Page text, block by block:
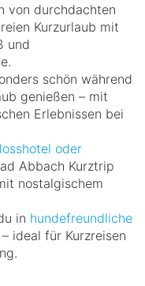
von durchdachten
Kurzurlaub mit
und
schön während
genießen – mit
Erlebnissen bei
oder
Abbach Kurztrip
nostalgischem
in hundefreundliche
ideal für Kurzreisen